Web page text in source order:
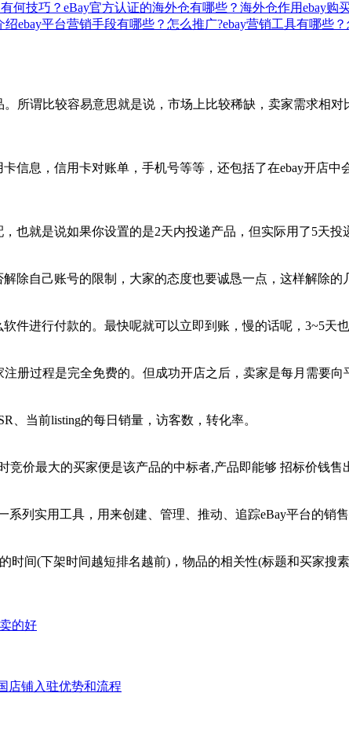
何技巧？ eBay官方认证的海外仓有哪些？海外仓作用ebay购
绍ebay平台营销手段有哪些？怎么推广?ebay营销工具有哪些
所谓比较容易意思就是说，市场上比较稀缺，卖家需求相
信息，信用卡对账单，手机号等等，还包括了在ebay开店
也就是说如果你设置的是2天内投递产品，但实际用了5天
除自己账号的限制，大家的态度也要诚恳一点，这样解除的
件进行付款的。最快呢就可以立即到账，慢的话呢，3~5天
册过程是完全免费的。但成功开店之后，卖家是每月需要
、当前listing的每日销量，访客数，转化率。
价最大的买家便是该产品的中标者,产品即能够 招标价钱售
系列实用工具，用来创建、管理、推动、追踪eBay平台的销
时间(下架时间越短排名越前)，物品的相关性(标题和买家搜
的好
店铺入驻优势和流程